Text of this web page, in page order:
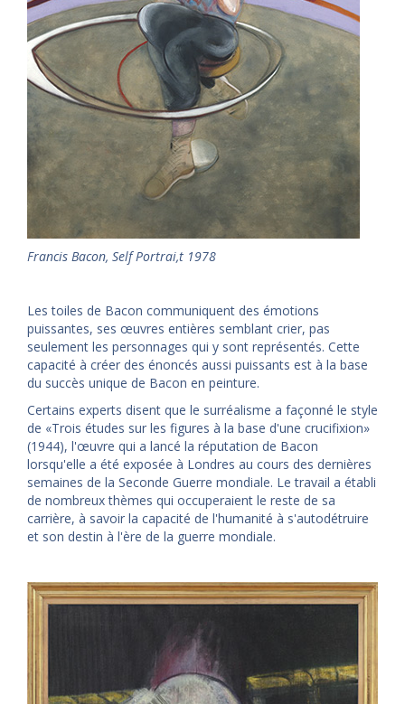
Francis Bacon, Self Portrai,t 1978
Les toiles de Bacon communiquent des émotions
puissantes, ses œuvres entières semblant crier, pas
seulement les personnages qui y sont représentés. Cette
capacité à créer des énoncés aussi puissants est à la base
du succès unique de Bacon en peinture.
Certains experts disent que le surréalisme a façonné le style
de «Trois études sur les figures à la base d'une crucifixion»
(1944), l'œuvre qui a lancé la réputation de Bacon
lorsqu'elle a été exposée à Londres au cours des dernières
semaines de la Seconde Guerre mondiale. Le travail a établi
de nombreux thèmes qui occuperaient le reste de sa
carrière, à savoir la capacité de l'humanité à s'autodétruire
et son destin à l'ère de la guerre mondiale.